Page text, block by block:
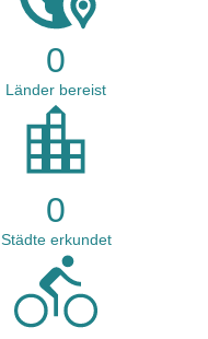
0
Länder bereist
0
Städte erkundet